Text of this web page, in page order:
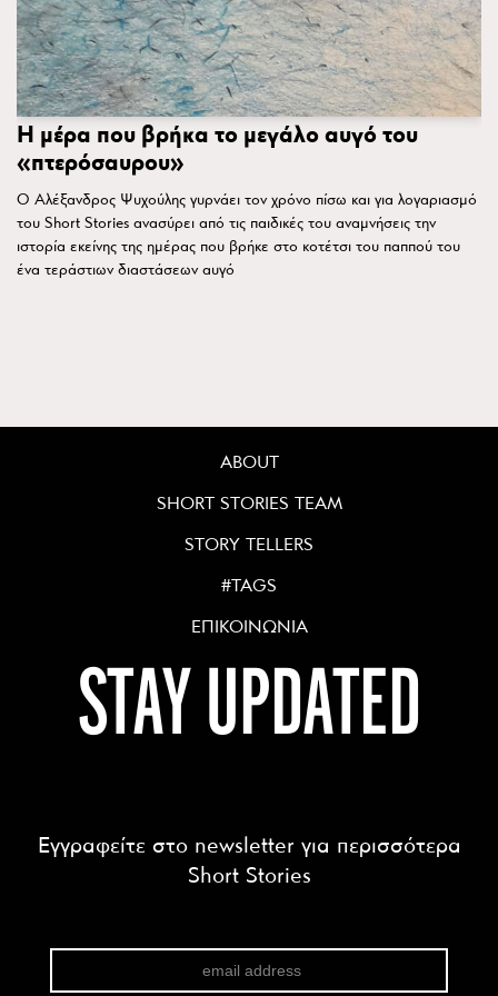
Η μέρα που βρήκα το μεγάλο αυγό του
«πτερόσαυρου»
Ο Αλέξανδρος Ψυχούλης γυρνάει τον χρόνο πίσω και για λογαριασμό
του Short Stories ανασύρει από τις παιδικές του αναμνήσεις την
ιστορία εκείνης της ημέρας που βρήκε στο κοτέτσι του παππού του
ένα τεράστιων διαστάσεων αυγό
ABOUT
SHORT STORIES TEAM
STORY TELLERS
#TAGS
ΕΠΙΚΟΙΝΩΝΙΑ
STAY UPDATED
Εγγραφείτε στο newsletter για περισσότερα
Short Stories